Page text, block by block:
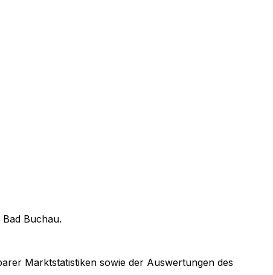
Bad Buchau.
Marktstatistiken sowie der Auswertungen des